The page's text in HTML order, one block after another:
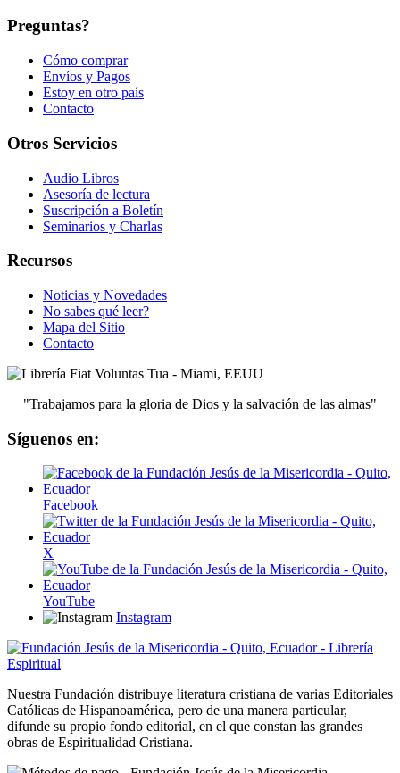
Preguntas?
Cómo comprar
Envíos y Pagos
Estoy en otro país
Contacto
Otros Servicios
Audio Libros
Asesoría de lectura
Suscripción a Boletín
Seminarios y Charlas
Recursos
Noticias y Novedades
No sabes qué leer?
Mapa del Sitio
Contacto
"Trabajamos para la gloria de Dios y la salvación de las almas"
Síguenos en:
Facebook
X
YouTube
Instagram
Nuestra Fundación distribuye literatura cristiana de varias Editoriales
Católicas de Hispanoamérica, pero de una manera particular,
difunde su propio fondo editorial, en el que constan las grandes
obras de Espiritualidad Cristiana.